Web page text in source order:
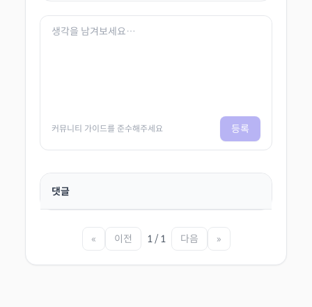
커뮤니티 가이드를 준수해주세요 등록
댓글
« 이전 1 / 1 다음 »